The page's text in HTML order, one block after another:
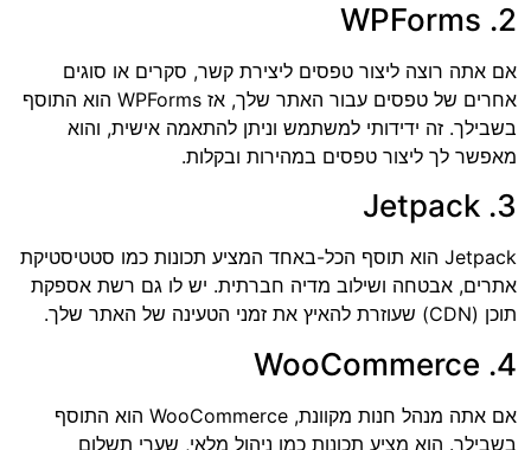
2. WPForms
אם אתה רוצה ליצור טפסים ליצירת קשר, סקרים או סוגים
אחרים של טפסים עבור האתר שלך, אז WPForms הוא התוסף
בשבילך. זה ידידותי למשתמש וניתן להתאמה אישית, והוא
מאפשר לך ליצור טפסים במהירות ובקלות.
3. Jetpack
Jetpack הוא תוסף הכל-באחד המציע תכונות כמו סטטיסטיקת
אתרים, אבטחה ושילוב מדיה חברתית. יש לו גם רשת אספקת
תוכן (CDN) שעוזרת להאיץ את זמני הטעינה של האתר שלך.
4. WooCommerce
אם אתה מנהל חנות מקוונת, WooCommerce הוא התוסף
בשבילך. הוא מציע תכונות כמו ניהול מלאי, שערי תשלום